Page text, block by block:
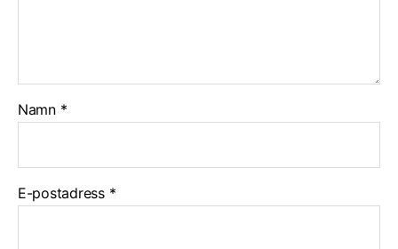
Namn *
E-postadress *